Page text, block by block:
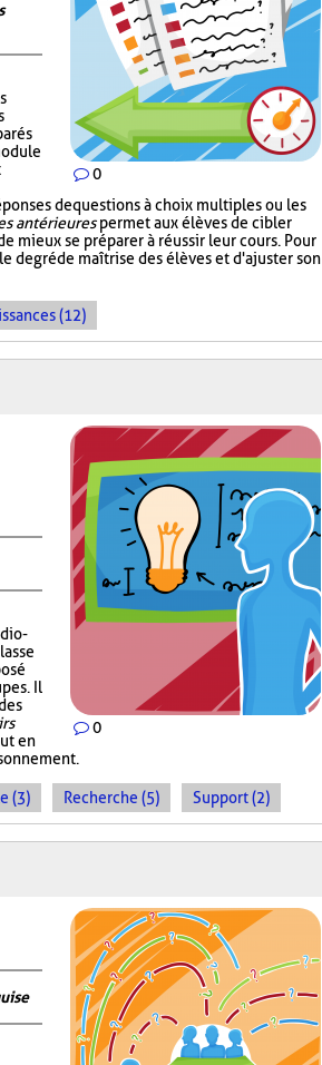
0
de questions à choix multiples ou les
antérieurespermet aux élèves de cibler
mieux se préparer à réussir leur cours. Pour
degré de maîtrise des élèves et d'ajuster son
(12)
0
Il
en
(3) Recherche (5) Support (2)